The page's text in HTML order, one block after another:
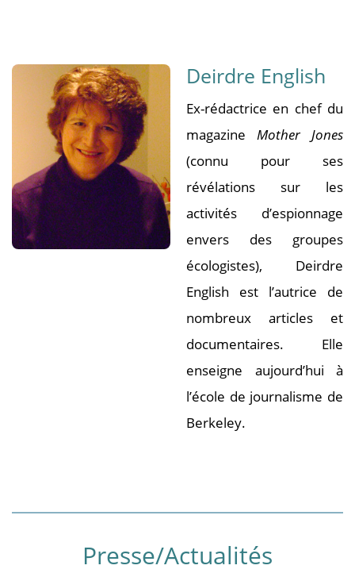
Deirdre English
Ex-rédactrice en chef du
magazine Mother Jones
(connu pour ses
révélations sur les
activités d’espionnage
envers des groupes
écologistes), Deirdre
English est l’autrice de
nombreux articles et
documentaires. Elle
enseigne aujourd’hui à
l’école de journalisme de
Berkeley.
Presse/Actualités